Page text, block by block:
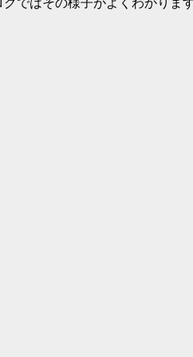
ではその様子がよくわかりま